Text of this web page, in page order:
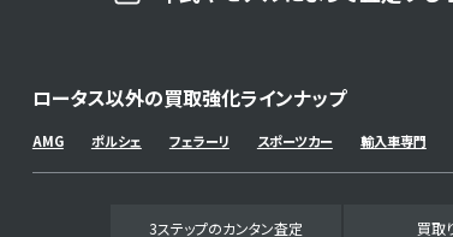
ロータス以外の買取強化ラインナップ
AMG ポルシェ フェラーリ スポーツカー 輸入車専門
3ステップのカンタン査定 買取